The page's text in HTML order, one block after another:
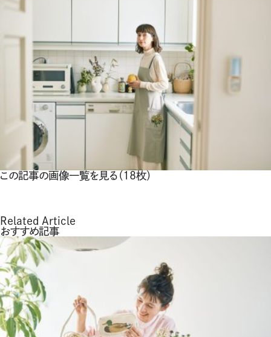
この記事の画像一覧を見る（18枚）
Related Article
おすすめ記事